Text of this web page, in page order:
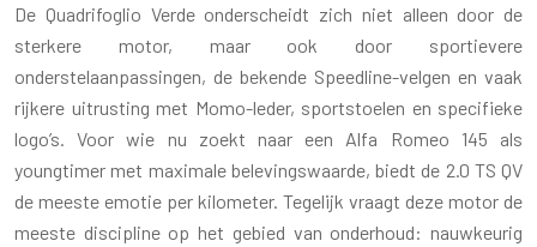
De Quadrifoglio Verde onderscheidt zich niet alleen door de
sterkere motor, maar ook door sportievere
onderstelaanpassingen, de bekende Speedline-velgen en vaak
rijkere uitrusting met Momo-leder, sportstoelen en specifieke
logo’s. Voor wie nu zoekt naar een Alfa Romeo 145 als
youngtimer met maximale belevingswaarde, biedt de 2.0 TS QV
de meeste emotie per kilometer. Tegelijk vraagt deze motor de
meeste discipline op het gebied van onderhoud: nauwkeurig